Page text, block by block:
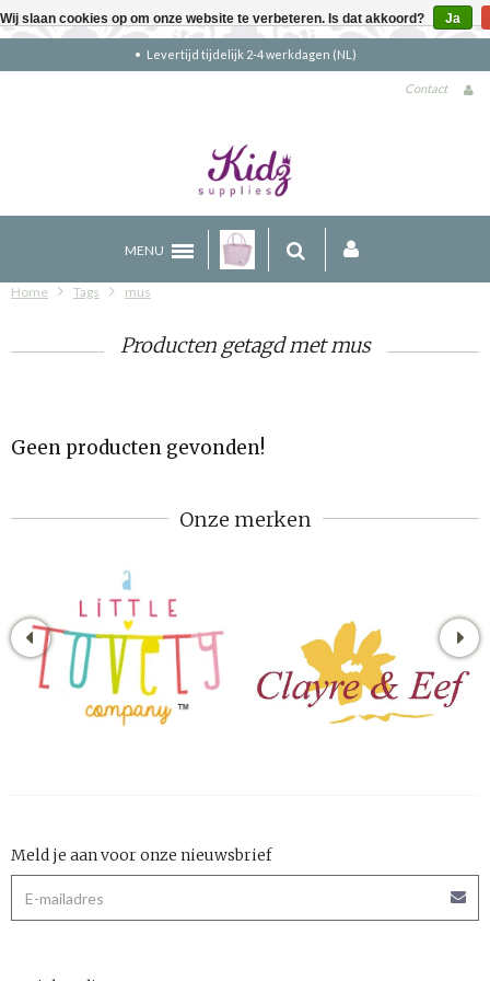
Levertijd tijdelijk 2-4 werkdagen (NL)
Contact
MENU
Home Tags mus
Producten getagd met mus
Geen producten gevonden!
Onze merken
Meld je aan voor onze nieuwsbrief
Wij slaan cookies op om onze website te verbeteren. Is dat akkoord? Ja